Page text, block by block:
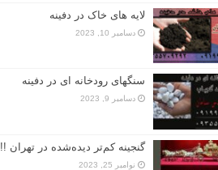
لایه های خاک در دفینه
دسامبر 10, 2023
سنگهای رودخانه ای در دفینه
دسامبر 9, 2023
گنجینه کم‌تر دیده‌شده در تهران !!
نوامبر 25, 2023